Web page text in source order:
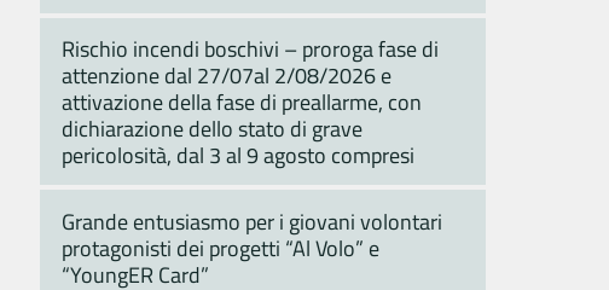
Rischio incendi boschivi – proroga fase di
attenzione dal 27/07al 2/08/2026 e
attivazione della fase di preallarme, con
dichiarazione dello stato di grave
pericolosità, dal 3 al 9 agosto compresi
Grande entusiasmo per i giovani volontari
protagonisti dei progetti “Al Volo” e
“YoungER Card”